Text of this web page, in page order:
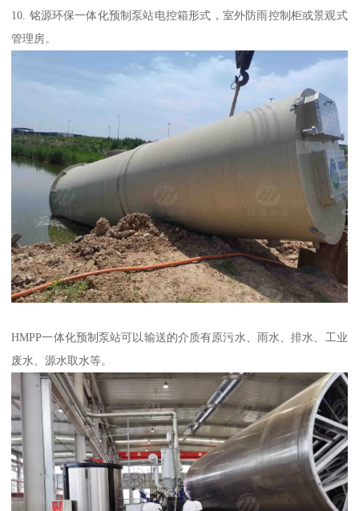
10. 铭源环保一体化预制泵站电控箱形式，室外防雨控制柜或景观式
管理房。
HMPP一体化预制泵站可以输送的介质有原污水、雨水、排水、工业
废水、源水取水等。